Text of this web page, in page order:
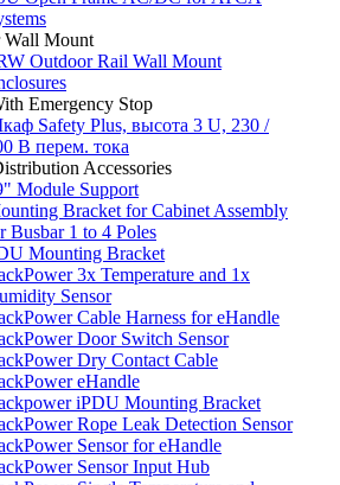
Wall Mount
Outdoor Rail Wall Mount
Emergency Stop
Safety Plus, высота 3 U, 230 /
В перем. тока
Accessories
Module Support
Bracket for Cabinet Assembly
Busbar 1 to 4 Poles
Mounting Bracket
3x Temperature and 1x
Sensor
Cable Harness for eHandle
Door Switch Sensor
Dry Contact Cable
eHandle
iPDU Mounting Bracket
Rope Leak Detection Sensor
Sensor for eHandle
Sensor Input Hub